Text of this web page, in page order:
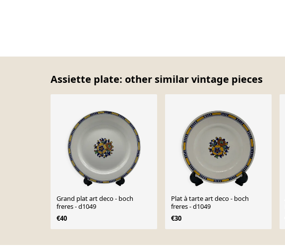
Assiette plate: other similar vintage pieces
Grand plat art deco - boch
freres - d1049
€40
Plat à tarte art deco - boch
freres - d1049
€30